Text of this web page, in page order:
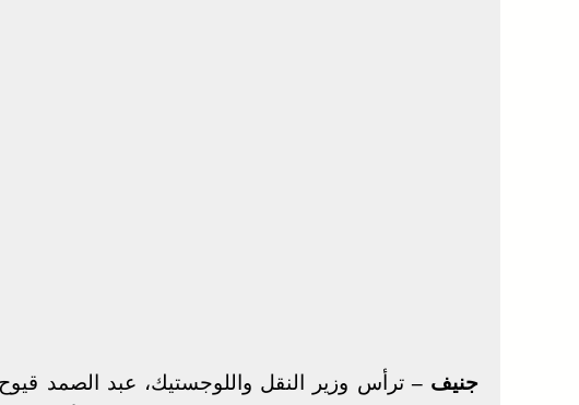
جنيف –ترأس وزير النقل واللوجستيك، عبد الصمد